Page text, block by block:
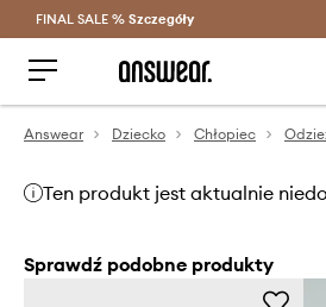
Oszczędzaj z Answear
FINAL SALE % Szczegóły
Answear Dziecko Chłopiec
Ten produkt jest aktualnie
Sprawdź podobne produkty